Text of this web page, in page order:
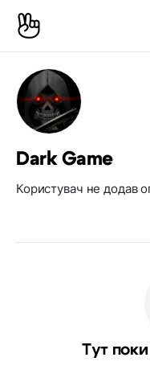
Dark Game
Користувач не додав
Тут